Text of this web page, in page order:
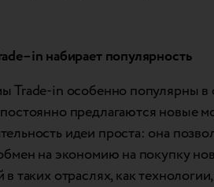
–inнабирает популярность
Trade-in особенно популярны в
предлагаются новые
идеи проста: она
на экономию на покупку
в таких отраслях, как